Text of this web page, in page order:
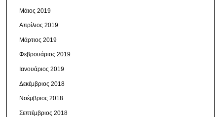
Μάιος 2019
Απρίλιος 2019
Μάρτιος 2019
Φεβρουάριος 2019
Ιανουάριος 2019
Δεκέμβριος 2018
Νοέμβριος 2018
Σεπτέμβριος 2018